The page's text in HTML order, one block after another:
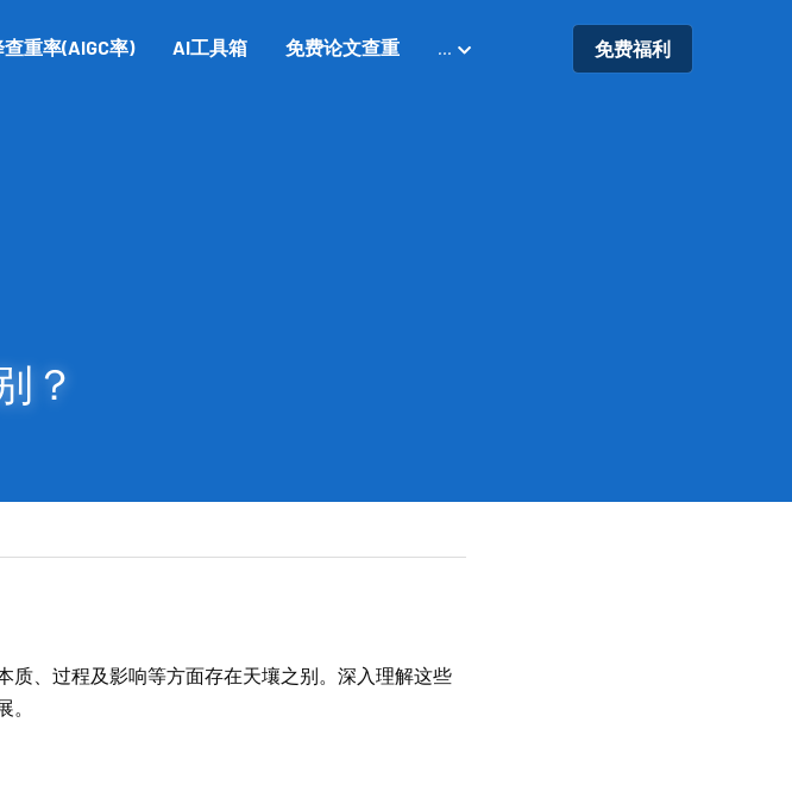
重率(AIGC率) AI工具箱 免费论文查重 … 免费福利
？
质、过程及影响等方面存在天壤之别。深入理解这些